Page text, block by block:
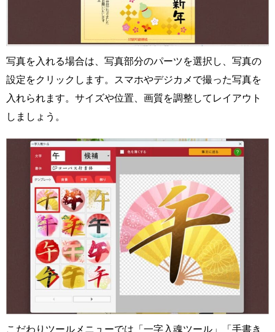
写真を入れる場合は、写真部分のパーツを選択し、写真の
設定をクリックします。スマホやデジカメで撮った写真を
入れられます。サイズや位置、画質を調整してレイアウト
しましょう。
こだわりツールメニューでは「一字入魂ツール」「手書き